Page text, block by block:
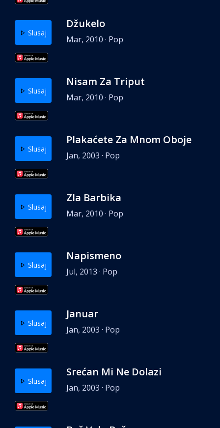
Slusaj
Džukelo
Mar, 2010 · Pop
Slusaj
Nisam Za Triput
Mar, 2010 · Pop
Slusaj
Plakaćete Za Mnom Oboje
Jan, 2003 · Pop
Slusaj
Zla Barbika
Mar, 2010 · Pop
Slusaj
Napismeno
Jul, 2013 · Pop
Slusaj
Januar
Jan, 2003 · Pop
Slusaj
Srećan Mi Ne Dolazi
Jan, 2003 · Pop